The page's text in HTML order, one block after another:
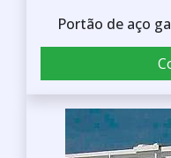
Portão de aço